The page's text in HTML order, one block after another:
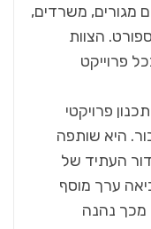
מגורים, משרדים,
הצוות
פרוייקט
פרויקטי
היא שותפה
העתיד של
ערך מוסף
מכך נהנה